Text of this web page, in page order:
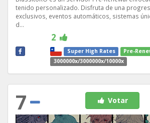
tenido personalizado. Disfruta de una
exclusivos, eventos automáticos, sistemas
d...
2
Super High Rates
Pre-
3000000x/3000000x/10000x
7 Votar